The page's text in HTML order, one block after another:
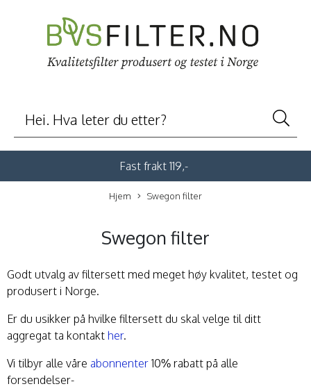
Fast frakt 119,-
Hjem Swegon filter
Swegon filter
Godt utvalg av filtersett med meget høy kvalitet, testet og
produsert i Norge.
Er du usikker på hvilke filtersett du skal velge til ditt
aggregat ta kontakt her.
Vi tilbyr alle våre abonnenter 10% rabatt på alle
forsendelser-